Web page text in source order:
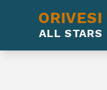
ORIVESI
ALL STARS